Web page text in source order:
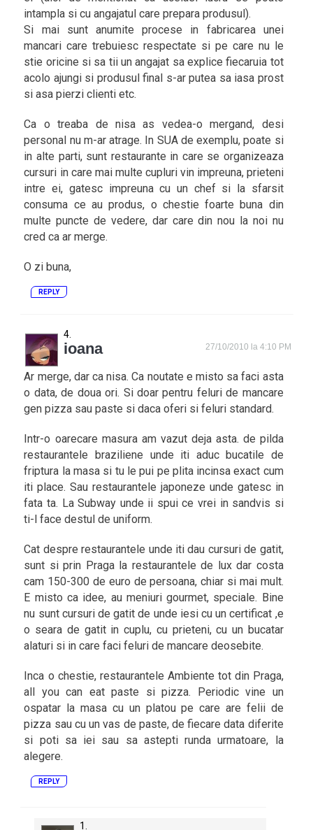
intampla si cu angajatul care prepara produsul).
Si mai sunt anumite procese in fabricarea unei
mancari care trebuiesc respectate si pe care nu le
stie oricine si sa tii un angajat sa explice fiecaruia tot
acolo ajungi si produsul final s-ar putea sa iasa prost
si asa pierzi clienti etc.
Ca o treaba de nisa as vedea-o mergand, desi
personal nu m-ar atrage. In SUA de exemplu, poate si
in alte parti, sunt restaurante in care se organizeaza
cursuri in care mai multe cupluri vin impreuna, prieteni
intre ei, gatesc impreuna cu un chef si la sfarsit
consuma ce au produs, o chestie foarte buna din
multe puncte de vedere, dar care din nou la noi nu
cred ca ar merge.
O zi buna,
REPLY
ioana 27/10/2010 la 4:10 PM
Ar merge, dar ca nisa. Ca noutate e misto sa faci asta
o data, de doua ori. Si doar pentru feluri de mancare
gen pizza sau paste si daca oferi si feluri standard.
Intr-o oarecare masura am vazut deja asta. de pilda
restaurantele braziliene unde iti aduc bucatile de
friptura la masa si tu le pui pe plita incinsa exact cum
iti place. Sau restaurantele japoneze unde gatesc in
fata ta. La Subway unde ii spui ce vrei in sandvis si
ti-l face destul de uniform.
Cat despre restaurantele unde iti dau cursuri de gatit,
sunt si prin Praga la restaurantele de lux dar costa
cam 150-300 de euro de persoana, chiar si mai mult.
E misto ca idee, au meniuri gourmet, speciale. Bine
nu sunt cursuri de gatit de unde iesi cu un certificat ,e
o seara de gatit in cuplu, cu prieteni, cu un bucatar
alaturi si in care faci feluri de mancare deosebite.
Inca o chestie, restaurantele Ambiente tot din Praga,
all you can eat paste si pizza. Periodic vine un
ospatar la masa cu un platou pe care are felii de
pizza sau cu un vas de paste, de fiecare data diferite
si poti sa iei sau sa astepti runda urmatoare, la
alegere.
REPLY